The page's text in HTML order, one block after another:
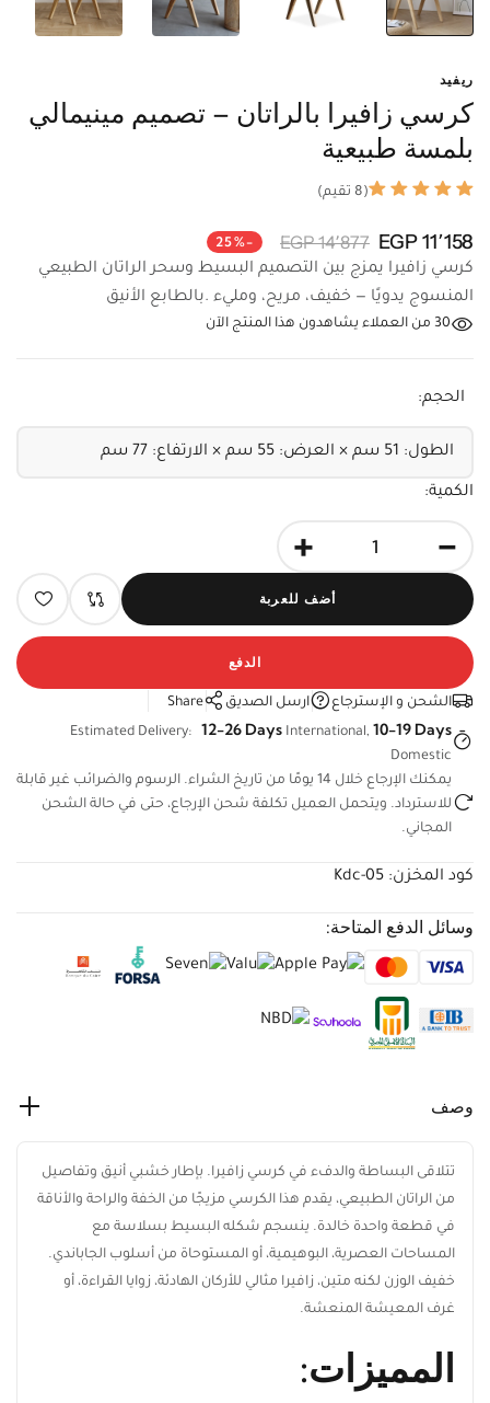
ريفيد
كرسي زافيرا بالراتان – تصميم مينيمالي
بلمسة طبيعية
(8 تقيم)
11٬158 EGP 14٬877 EGP -25%
كرسي زافيرا يمزج بين التصميم البسيط وسحر الراتان الطبيعي
المنسوج يدويًا — خفيف، مريح، ومليء .بالطابع الأنيق
30 من العملاء يشاهدون هذا المنتج الآن
الحجم:
الكمية:
-
+
أضف للعربة
الدفع
الشحن و الإسترجاع ارسل الصديق
Share
Estimated Delivery: 12-26 Days International, 10-19 Days
Domestic
يمكنك الإرجاع خلال 14 يومًا من تاريخ الشراء. الرسوم والضرائب غير
قابلة للاسترداد. ويتحمل العميل تكلفة شحن الإرجاع، حتى في حالة
الشحن المجاني.
كود المخزن: Kdc-05
وسائل الدفع المتاحة:
وصف
تتلاقى البساطة والدفء في كرسي زافيرا. بإطار خشبي أنيق وتفاصيل
من الراتان الطبيعي، يقدم هذا الكرسي مزيجًا من الخفة والراحة
والأناقة في قطعة واحدة خالدة. ينسجم شكله البسيط بسلاسة مع
المساحات العصرية، البوهيمية، أو المستوحاة من أسلوب الجاباندي.
خفيف الوزن لكنه متين، زافيرا مثالي للأركان الهادئة، زوايا القراءة، أو
غرف المعيشة المنعشة.
المميزات: